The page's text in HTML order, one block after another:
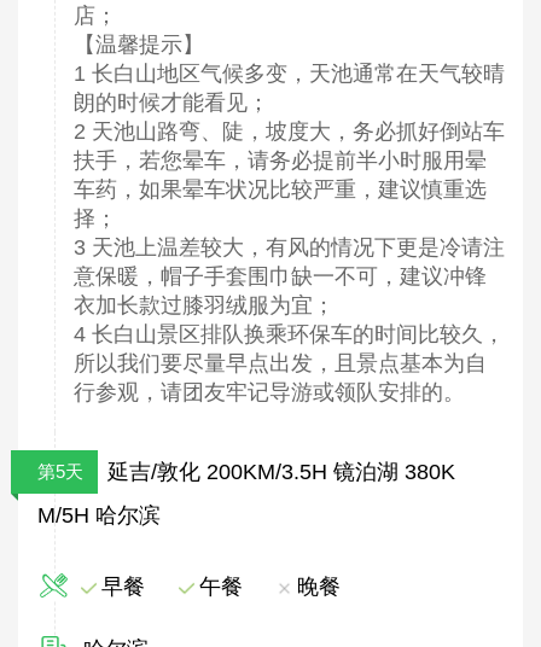
店；
【温馨提示】
1 长白山地区气候多变，天池通常在天气较晴
朗的时候才能看见；
2 天池山路弯、陡，坡度大，务必抓好倒站车
扶手，若您晕车，请务必提前半小时服用晕
车药，如果晕车状况比较严重，建议慎重选
择；
3 天池上温差较大，有风的情况下更是冷请注
意保暖，帽子手套围巾缺一不可，建议冲锋
衣加长款过膝羽绒服为宜；
4 长白山景区排队换乘环保车的时间比较久，
所以我们要尽量早点出发，且景点基本为自
行参观，请团友牢记导游或领队安排的。
第5天
延吉/敦化 200KM/3.5H 镜泊湖 380K
M/5H 哈尔滨
早餐 午餐 晚餐